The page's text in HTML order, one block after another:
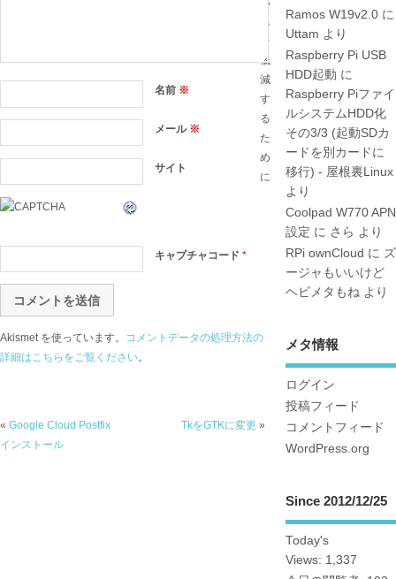
名前 ※
メール ※
サイト
キャプチャコード *
ム
を
低
減
す
る
た
め
に
Akismet を使っています。 コメントデータの処理方法の
詳細はこちらをご覧ください。
« Google Cloud Postfix
インストール
TkをGTKに変更 »
Ramos W19v2.0に
Uttam より
Raspberry Pi USB
HDD起動 に
Raspberry Piファイ
ルシステムHDD化
その3/3 (起動SDカ
ードを別カードに
移行) - 屋根裏Linux
より
Coolpad W770 APN
設定 に さら より
RPi ownCloud に ズ
ージャもいいけど
ヘビメタもねより
メタ情報
ログイン
投稿フィード
コメントフィード
WordPress.org
Since 2012/12/25
Today's
Views: 1,337